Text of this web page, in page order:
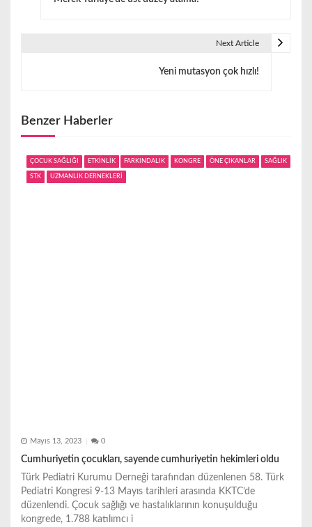
z
n
Next Article
Yeni mutasyon çok hızlı!
Benzer Haberler
ÇOCUK SAĞLIĞI ETKİNLİK FARKINDALIK KONGRE ÖNE ÇIKANLAR SAĞLIK
STK UZMANLIK DERNEKLERİ
Mayıs 13, 2023 0
Cumhuriyetin çocukları, sayende cumhuriyetin hekimleri oldu
Türk Pediatri Kurumu Derneği tarafından düzenlenen 58. Türk
Pediatri Kongresi 9-13 Mayıs tarihleri arasında KKTC’de
düzenlendi. Çocuk sağlığı ve hastalıklarının konuşulduğu
kongrede, 1.788 katılımcı i